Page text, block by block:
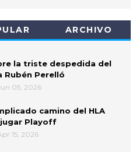
ARCHIVO
la triste despedida del
Rubén Perelló
05, 2026
camino del HLA
Playoff
15, 2026